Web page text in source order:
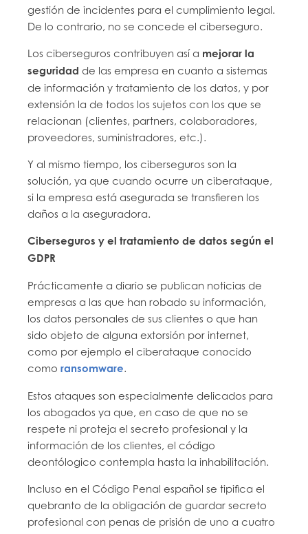
gestión de incidentes para el cumplimiento legal.
De lo contrario, no se concede el ciberseguro.
Los ciberseguros contribuyen así a mejorar la
seguridad de las empresa en cuanto a sistemas
de información y tratamiento de los datos, y por
extensión la de todos los sujetos con los que se
relacionan (clientes, partners, colaboradores,
proveedores, suministradores, etc.).
Y al mismo tiempo, los ciberseguros son la
solución, ya que cuando ocurre un ciberataque,
si la empresa está asegurada se transfieren los
daños a la aseguradora.
Ciberseguros y el tratamiento de datos según el
GDPR
Prácticamente a diario se publican noticias de
empresas a las que han robado su información,
los datos personales de sus clientes o que han
sido objeto de alguna extorsión por internet,
como por ejemplo el ciberataque conocido
comoransomware.
Estos ataques son especialmente delicados para
los abogados ya que, en caso de que no se
respete ni proteja el secreto profesional y la
información de los clientes, el código
deontólogico contempla hasta la inhabilitación.
Incluso en el Código Penal español se tipifica el
quebranto de la obligación de guardar secreto
profesional con penas de prisión de uno a cuatro